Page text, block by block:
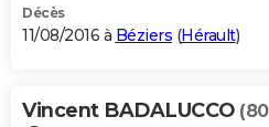
Décès
11/08/2016 à Béziers (Hérault)
Vincent BADALUCCO